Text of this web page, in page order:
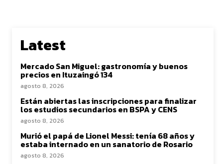
Latest
Mercado San Miguel: gastronomía y buenos
precios en Ituzaingó 134
agosto 8, 2026
Están abiertas las inscripciones para finalizar
los estudios secundarios en BSPA y CENS
agosto 8, 2026
Murió el papá de Lionel Messi: tenía 68 años y
estaba internado en un sanatorio de Rosario
agosto 8, 2026